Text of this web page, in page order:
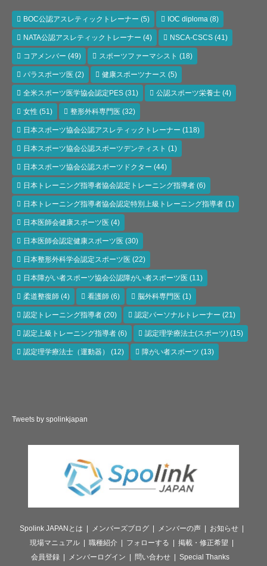
BOC公認アスレティックトレーナー (5) IOC diploma (8)
NATA公認アスレティックトレーナー (4) NSCA-CSCS (41)
コアメンバー (49) スポーツファーマシスト (18)
パラスポーツ医 (2) 健康スポーツナース (5)
全米スポーツ医学協会認定PES (31) 公認スポーツ栄養士 (4)
女性 (51) 整形外科専門医 (32)
日本スポーツ協会公認アスレティックトレーナー (118)
日本スポーツ協会公認スポーツデンティスト (1)
日本スポーツ協会公認スポーツドクター (44)
日本トレーニング指導者協会認定トレーニング指導者 (6)
日本トレーニング指導者協会認定特別上級トレーニング指導者 (1)
日本医師会健康スポーツ医 (4)
日本医師会認定健康スポーツ医 (30)
日本整形外科学会認定スポーツ医 (22)
日本障がい者スポーツ協会公認障がい者スポーツ医 (11)
柔道整復師 (4) 看護師 (6) 脳外科専門医 (1)
認定トレーニング指導者 (20) 認定パーソナルトレーナー (21)
認定上級トレーニング指導者 (6) 認定理学療法士(スポーツ) (15)
認定理学療法士（運動器） (12) 障がい者スポーツ (13)
Tweets by spolinkjapan
Spolink JAPANとは メンバーズブログ メンバーの声
お知らせ
現場マニュアル
職種紹介 フォローする
掲載・修正希望
会員登録
メンバーログイン 問い合わせ Special Thanks